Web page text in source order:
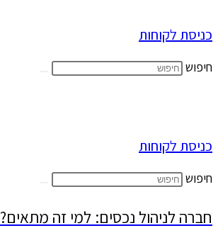
כניסת לקוחות
חיפוש
כניסת לקוחות
חיפוש
חברה לניהול נכסים: למי זה מתאים?